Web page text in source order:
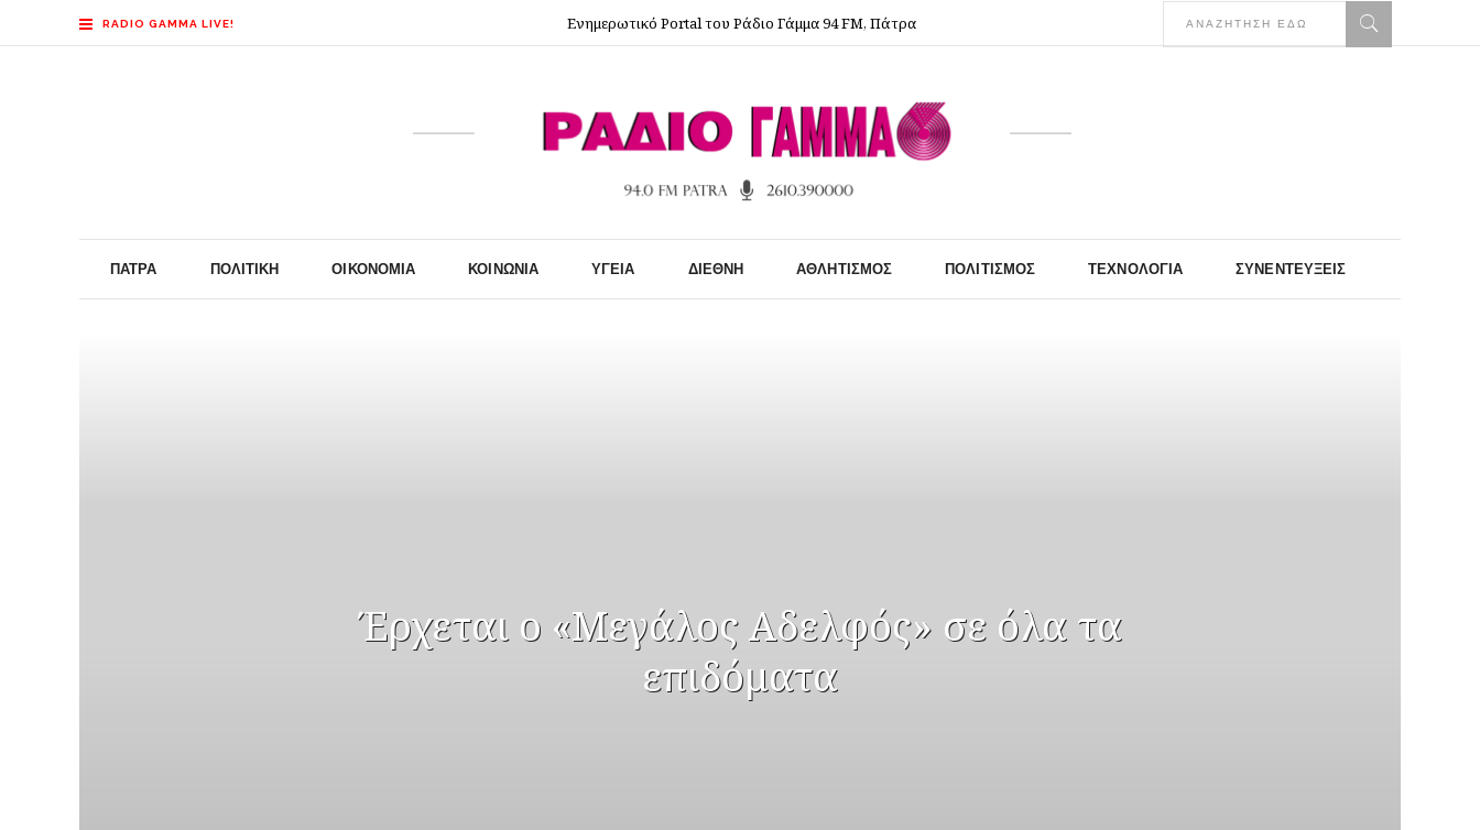
RADIO GAMMA LIVE! Ενημερωτικό Portal του Ράδιο Γάμμα 94 FM, Πάτρα
ΠΆΤΡΑ ΠΟΛΙΤΙΚΉ ΟΙΚΟΝΟΜΊΑ ΚΟΙΝΩΝΊΑ ΥΓΕΊΑ ΔΙΕΘΝΉ ΑΘΛΗΤΙΣΜΌΣ ΠΟΛΙΤΙΣΜΌΣ ΤΕΧΝΟΛΟΓΊΑ ΣΥΝΕΝΤΕΎΞΕΙΣ
Έρχεται ο «Μεγάλος Αδελφός» σε όλα τα
επιδόματα